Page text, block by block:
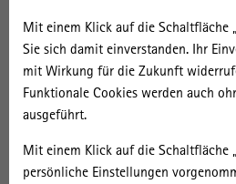
Mit einem Klick auf die Schaltfläche
Sie sich damit einverstanden. Ihr
mit Wirkung für die Zukunft
Funktionale Cookies werden auch
ausgeführt.
Mit einem Klick auf die Schaltfläche
persönliche Einstellungen